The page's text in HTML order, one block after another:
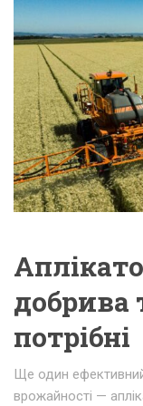
добрива
потрібні
Ще один
врожайності —